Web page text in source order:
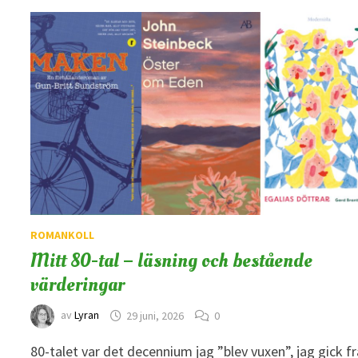
ROMANKOLL
Mitt 80-tal – läsning och bestående
värderingar
avLyran 29 juni, 2026 0
80-talet var det decennium jag ”blev vuxen”, jag gick